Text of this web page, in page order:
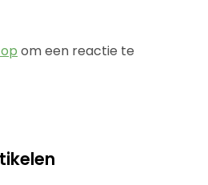
om een reactie te